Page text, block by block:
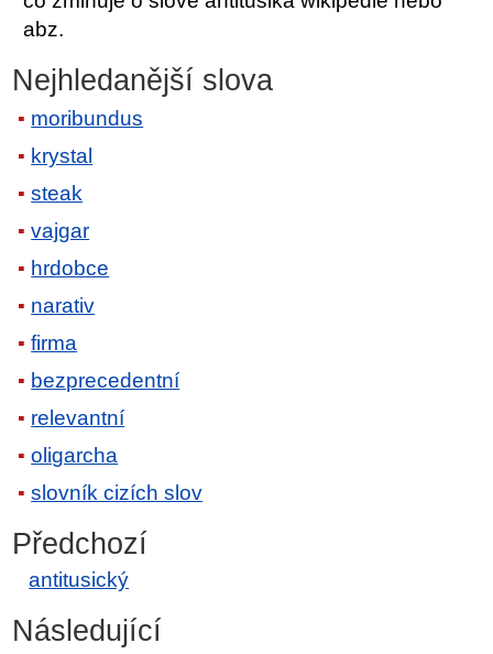
abz.
Nejhledanější slova
moribundus
krystal
steak
vajgar
hrdobce
narativ
firma
bezprecedentní
relevantní
oligarcha
slovník cizích slov
Předchozí
antitusický
Následující